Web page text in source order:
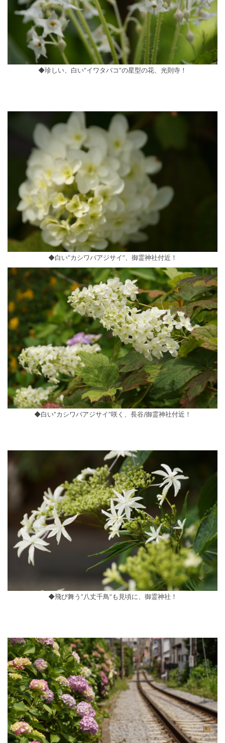
◆珍しい、白い”イワタバコ”の星型の花、光則寺！
◆白い”カシワバアジサイ”、御霊神社付近！
◆白い”カシワバアジサイ”咲く、長谷/御霊神社付近！
◆飛び舞う”八丈千鳥”も見頃に、御霊神社！